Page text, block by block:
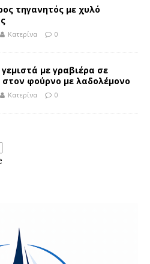
τηγανητός με χυλό
Κατερίνα 0
με γραβιέρα σε
φούρνο με λαδολέμονο
Κατερίνα 0